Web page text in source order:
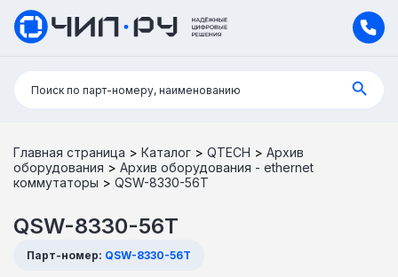
Поиск:
Поиск по парт-номеру, наименованию
Главная страница > Каталог > QTECH > Архив
оборудования > Архив оборудования - ethernet
коммутаторы > QSW-8330-56T
QSW-8330-56T
Парт-номер: QSW-8330-56T